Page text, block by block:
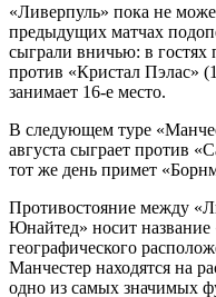
«Ливерпуль» пока не
предыдущих матчах
сыграли вничью: в
против «Кристал Пэлас»
занимает 16-е место.
В следующем туре
августа сыграет против
тот же день примет
Противостояние между
Юнайтед» носит название
географического
Манчестер находятся на
одно из самых значимых